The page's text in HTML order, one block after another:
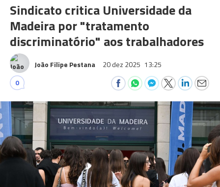
Sindicato critica Universidade da
Madeira por "tratamento
discriminatório" aos trabalhadores
João Filipe Pestana 20 dez 2025 13:25
0